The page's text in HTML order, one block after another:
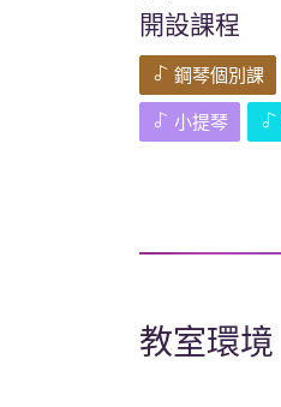
開設課程
鋼琴個別課
小提琴
教室環境